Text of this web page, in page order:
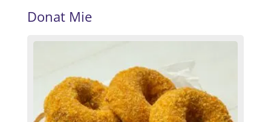
Donat Mie